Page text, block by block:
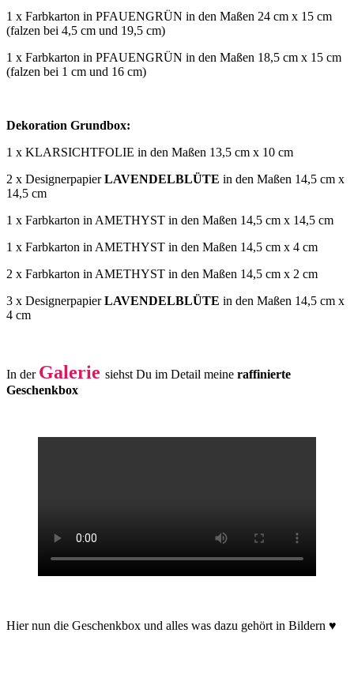
1 x Farbkarton in PFAUENGRÜN in den Maßen 24 cm x 15 cm
(falzen bei 4,5 cm und 19,5 cm)
1 x Farbkarton in PFAUENGRÜN in den Maßen 18,5 cm x 15 cm
(falzen bei 1 cm und 16 cm)
Dekoration Grundbox:
1 x KLARSICHTFOLIE in den Maßen 13,5 cm x 10 cm
2 x DesignerpapierLAVENDELBLÜTE in den Maßen 14,5 cm x
14,5 cm
1 x Farbkarton in AMETHYST in den Maßen 14,5 cm x 14,5 cm
1 x Farbkarton in AMETHYST in den Maßen 14,5 cm x 4 cm
2 x Farbkarton in AMETHYST in den Maßen 14,5 cm x 2 cm
3 x DesignerpapierLAVENDELBLÜTE in den Maßen 14,5 cm x
4 cm
In der Galerie siehst Du im Detail meine raffinierte
Geschenkbox
Hier nun die Geschenkbox und alles was dazu gehört in Bildern ♥